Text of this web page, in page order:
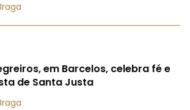
em Barcelos, celebra fé e
de Santa Justa